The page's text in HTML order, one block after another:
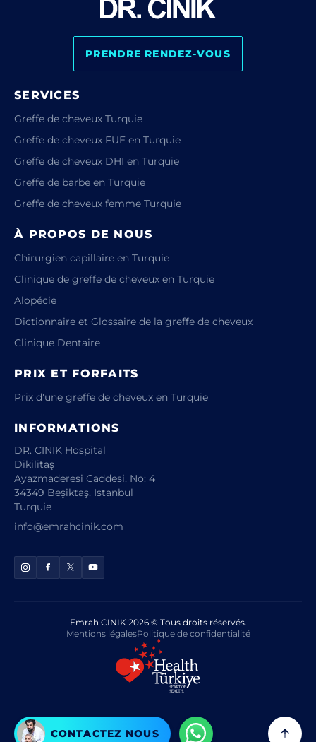
CONTACTEZ NOUS
PRENDRE RENDEZ-VOUS
SERVICES
Greffe de cheveux Turquie
Greffe de cheveux FUE en Turquie
Greffe de cheveux DHI en Turquie
Greffe de barbe en Turquie
Greffe de cheveux femme Turquie
À PROPOS DE NOUS
Chirurgien capillaire en Turquie
Clinique de greffe de cheveux en Turquie
Alopécie
Dictionnaire et Glossaire de la greffe de cheveux
Clinique Dentaire
PRIX ET FORFAITS
Prix d'une greffe de cheveux en Turquie
INFORMATIONS
DR. CINIK Hospital
Dikilitaş
Ayazmaderesi Caddesi, No: 4
34349 Beşiktaş, Istanbul
Turquie
info@emrahcinik.com
Emrah CINIK 2026 © Tous droits réservés.
Mentions légalesPolitique de confidentialité